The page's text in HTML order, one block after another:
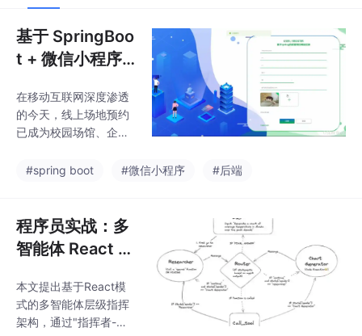
基于 SpringBoo
t + 微信小程序
统：全栈实现与
源码解析
在移动互联网深度渗透
的今天，线上场地预约
已成为校园场馆、企业
的标准化服务模式。传
突、信息同步不及时等
问题。本文以程序员视
角，完整拆解基于 Spri
场地预约系统开发流
程，从架构设计、核心
功能实现到性能优化，
#spring boot #微信小程序 #后端
程序员实战：多
智能体 React 模
与代码实现
本文提出基于React模
式的多智能体层级指挥
架构，通过"指挥者-执